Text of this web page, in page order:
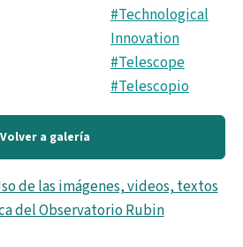
#Technological
Innovation
#Telescope
#Telescopio
Volver a galería
de las imágenes, videos, textos
del Observatorio Rubin